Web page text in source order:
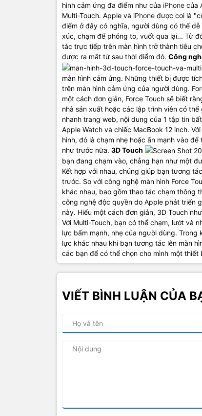
hình cảm ứng đa điểm như của iPhone của
Multi-Touch. Apple và iPhone được coi là
điểm ở đây có nghĩa, người dùng có thể
xúc, chạm để phóng to, vuốt qua lại... Từ
tác trực tiếp trên màn hình trở thành tiêu
được ra mắt từ sau thời điểm đó. Công
màn hình cảm ứng. Những thiết bị được
trên màn hình cảm ứng của người dùng.
một cách đơn giản, Force Touch sẽ biết
nhà sản xuất hoặc các lập trình viên có
nhanh trang web, nội dung của 1 tập tin
Apple Watch và chiếc MacBook 12 inch.
hình, đó là chạm nhẹ hoặc ấn mạnh vào
như trước nữa. 3D Touch
bạn đang chạm vào, chẳng hạn như một
Kết hợp với nhau, chúng giúp bạn tương
trước. So với công nghệ màn hình Force
khác nhau, bao gồm thao tác chạm thông
công nghệ độc quyền do Apple phát triển
này. Hiểu một cách đơn giản, 3D Touch
Với Multi-Touch, bạn có thể chạm, lướt và
lực bấm mạnh, nhẹ của người dùng.
lực khác nhau khi bạn tương tác lên màn
các bạn để có thể chọn cho mình một thiết
VIẾT BÌNH LUẬN CỦA